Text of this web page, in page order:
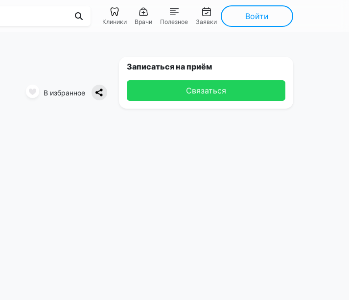
Клиники Врачи Полезное Заявки
Войти
В избранное
Записаться на приём
Связаться